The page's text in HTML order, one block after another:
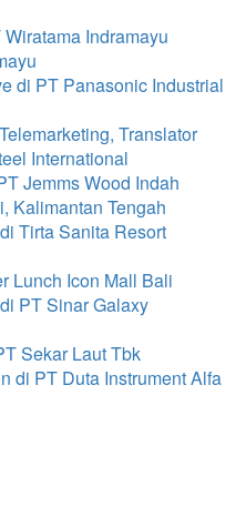
Indramayu
di PT Panasonic Industrial
Translator
International
Jemms Wood Indah
Kalimantan Tengah
Tirta Sanita Resort
Lunch Icon Mall Bali
PT Sinar Galaxy
Sekar Laut Tbk
di PT Duta Instrument Alfa